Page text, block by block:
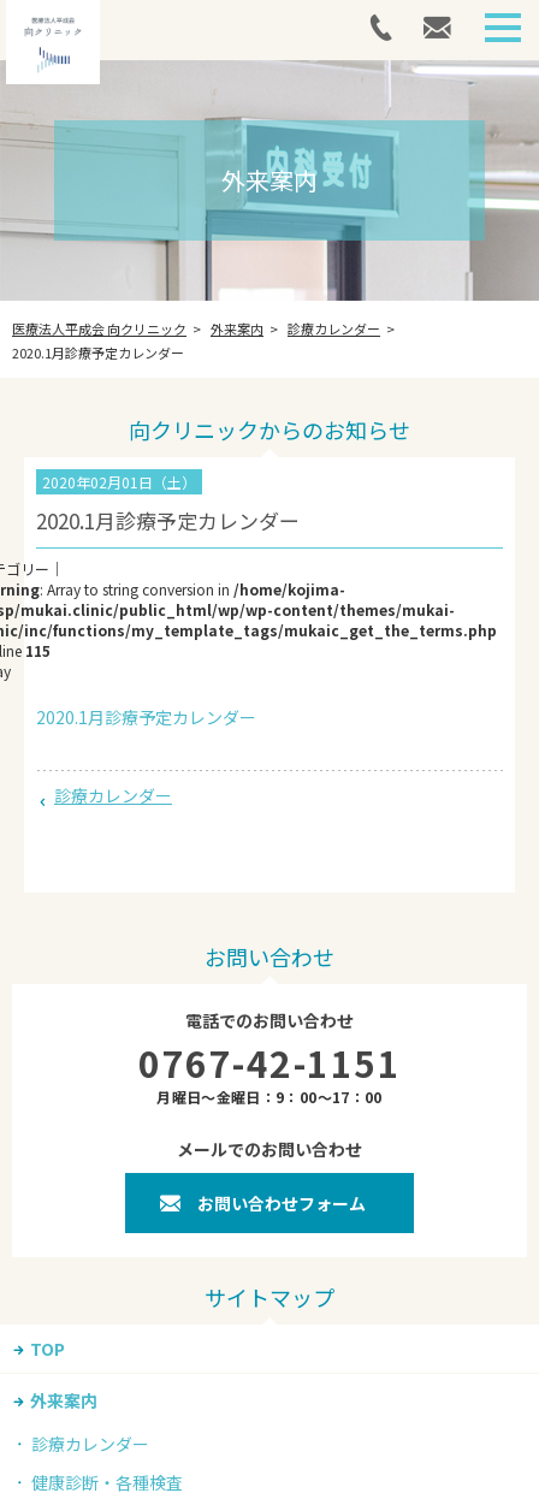
HOME
介護医療院
採用情報
お問い合わせ
外来案内
医療法人平成会 向クリニック 外来案内
診療カレンダー
2020.1月診療予定カレンダー
向クリニックからのお知らせ
2020年02月01日（土）
2020.1月診療予定カレンダー
: Array to string conversion in /home/kojima-
mukai.clinic/public_html/wp/wp-content/themes/mukai-
inc/functions/my_template_tags/mukaic_get_the_terms.php
115
2020.1月診療予定カレンダー
診療カレンダー
お問い合わせ
電話でのお問い合わせ
0767-42-1151
月曜日～金曜日：9：00～17：00
メールでのお問い合わせ
お問い合わせフォーム
TOP
外来案内
診療カレンダー
健康診断・各種検査